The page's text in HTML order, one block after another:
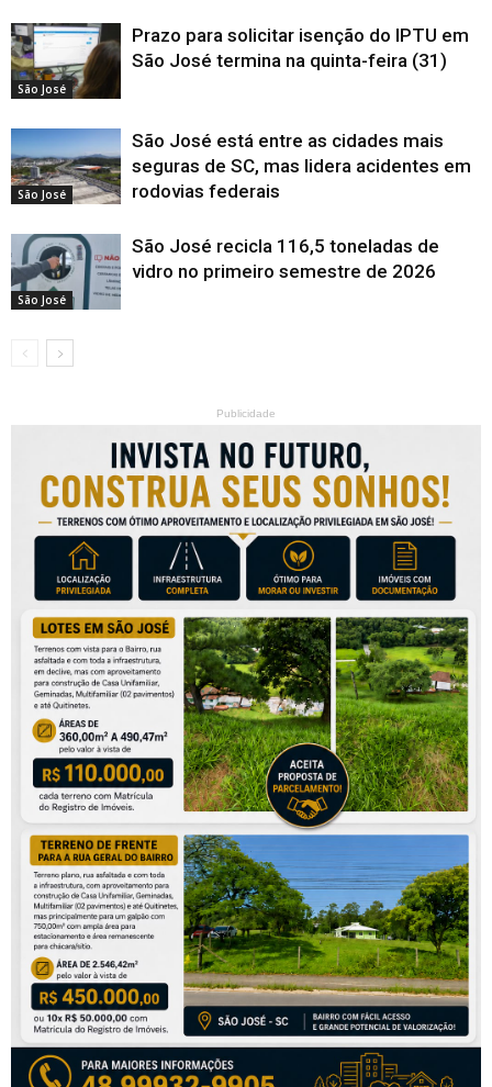
São José
Prazo para solicitar isenção do IPTU em
São José termina na quinta-feira (31)
São José
São José está entre as cidades mais
seguras de SC, mas lidera acidentes em
rodovias federais
São José
São José recicla 116,5 toneladas de
vidro no primeiro semestre de 2026
Publicidade